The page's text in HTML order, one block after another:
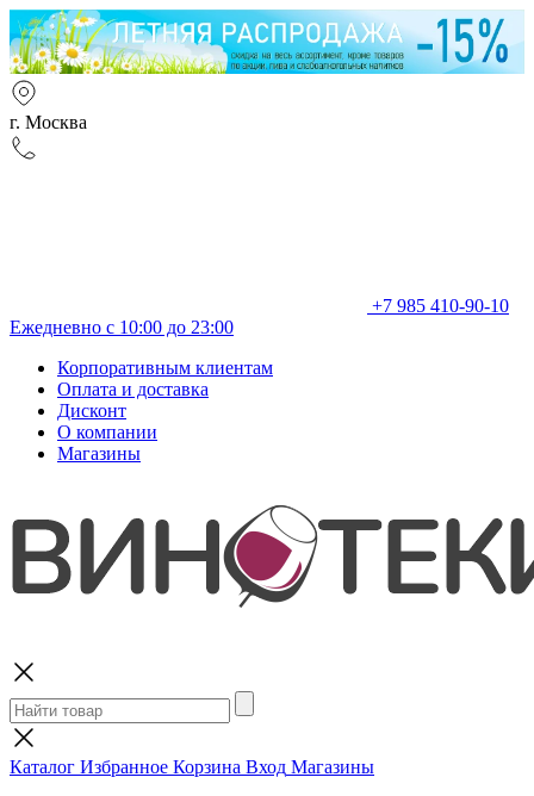
г. Москва
+7 985 410-90-10
Ежедневно с 10:00 до 23:00
Корпоративным клиентам
Оплата и доставка
Дисконт
О компании
Магазины
Каталог Избранное Корзина Вход Магазины